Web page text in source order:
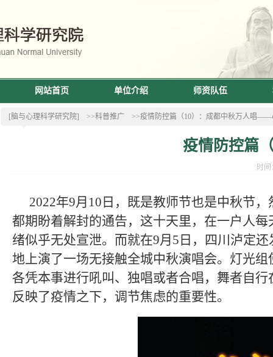
网站首页 单位介绍 师资队伍
[脑与心理科学研究院] >>科普推广 >>疫情防控篇（10）：成都中秋万人唱——
疫情防控篇
时
2022年9月 10 日，既是教师节也是中秋节
都期盼着解封的通告，这十天里，在一户人
绪似乎无处宣泄。而就在9月 5 日，四川泸定还
地上演了一场无接触全城中秋演唱会。灯光
各凭本事进行吼叫、独唱或者合唱，舞者自
反映了疫情之下，调节焦虑的重要性。